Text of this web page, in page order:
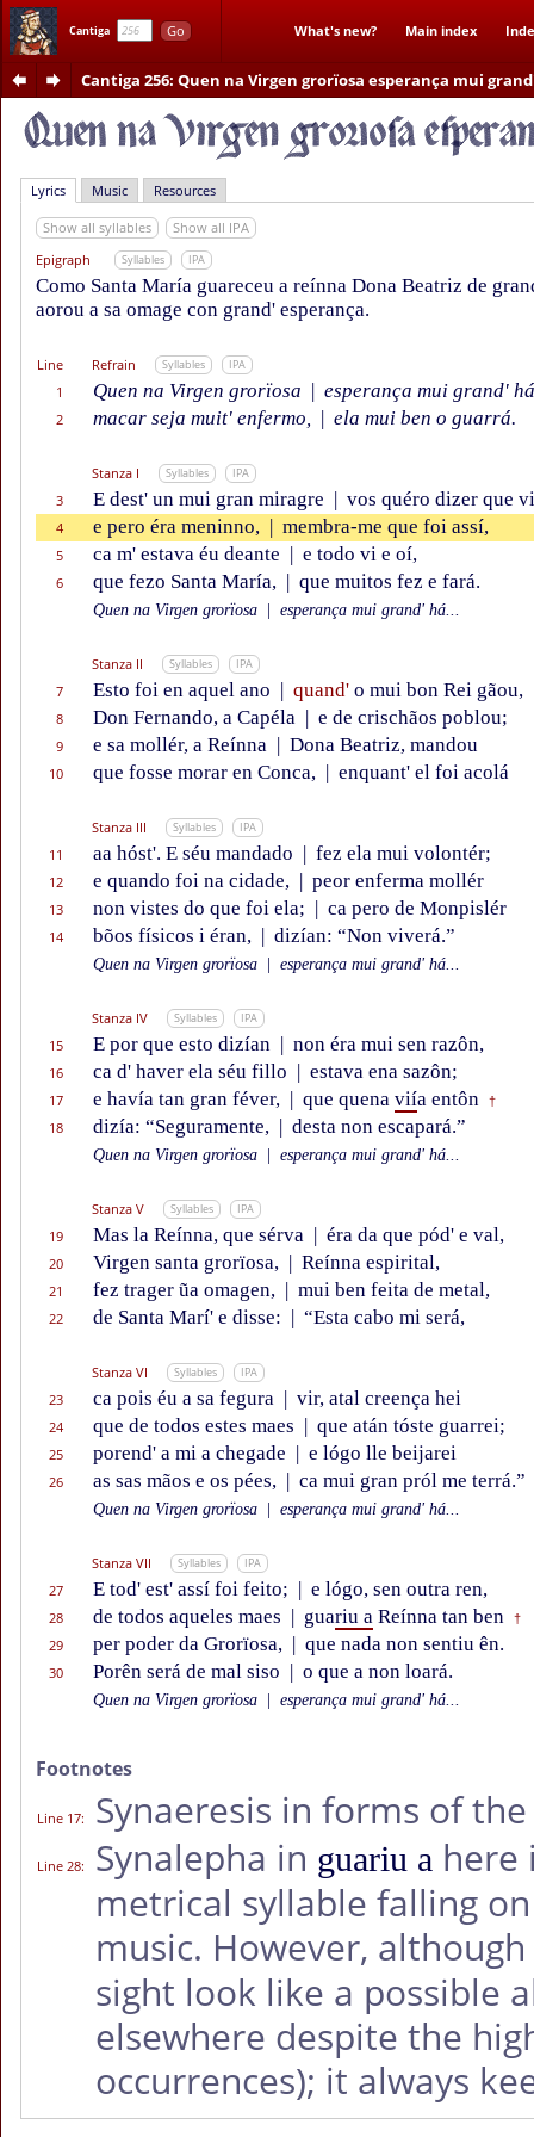
Cantiga Go What's new? Main index
Cantiga 256: Quen na Virgen grorïosa esperança mui
Lyrics Music Resources
Show all syllables
Show all IPA
Epigraph
Syllables IPA
Como Santa María guareceu a reínna Dona Beatriz de
aorou a sa omage con grand' esperança.
Line Refrain Syllables IPA
1 Quen na Virgen grorïosa | esperança mui grand'
2 macar seja muit' enfermo, | ela mui ben o guarrá.
Stanza I Syllables IPA
3 E dest' un mui gran miragre | vos quéro dizer que
4 e pero éra meninno, | membra-me que foi assí,
5 ca m' estava éu deante | e todo vi e oí,
6 que fezo Santa María, | que muitos fez e fará.
Quen na Virgen grorïosa esperança mui grand' há...
Stanza II Syllables IPA
7 Esto foi en aquel ano | quand' o mui bon Rei gãou,
8 Don Fernando, a Capéla | e de crischãos poblou;
9 e sa mollér, a Reínna | Dona Beatriz, mandou
10 que fosse morar en Conca, | enquant' el foi acolá
Stanza III Syllables IPA
11 aa hóst'. E séu mandado | fez ela mui volontér;
12 e quando foi na cidade, | peor enferma mollér
13 non vistes do que foi ela; | ca pero de Monpislér
14 bõos físicos i éran, | dizían: “Non viverá.”
Quen na Virgen grorïosa esperança mui grand' há...
Stanza IV Syllables IPA
15 E por que esto dizían | non éra mui sen razôn,
16 ca d' haver ela séu fillo | estava ena sazôn;
17 e havía tan gran féver, | que quena viía entôn †
18 dizía: “Seguramente, | desta non escapará.”
Quen na Virgen grorïosa esperança mui grand' há...
Stanza V Syllables IPA
19 Mas la Reínna, que sérva | éra da que pód' e val,
20 Virgen santa grorïosa, | Reínna espirital,
21 fez trager ũa omagen, | mui ben feita de metal,
22 de Santa Marí' e disse: | “Esta cabo mi será,
Stanza VI Syllables IPA
23 ca pois éu a sa fegura | vir, atal creença hei
24 que de todos estes maes | que atán tóste guarrei;
25 porend' a mi a chegade | e lógo lle beijarei
26 as sas mãos e os pées, | ca mui gran pról me terrá.”
Quen na Virgen grorïosa esperança mui grand' há...
Stanza VII Syllables IPA
27 E tod' est' assí foi feito; | e lógo, sen outra ren,
28 de todos aqueles maes | guariu a Reínna tan ben †
29 per poder da Grorïosa, | que nada non sentiu ên.
30 Porên será de mal siso | o que a non loará.
Quen na Virgen grorïosa esperança mui grand' há...
Footnotes
Line 17: Synaeresis in forms of
Line 28: Synalepha in guariu a here
metrical syllable falling
music. However,
sight look like a possible
elsewhere despite the
occurrences); it always